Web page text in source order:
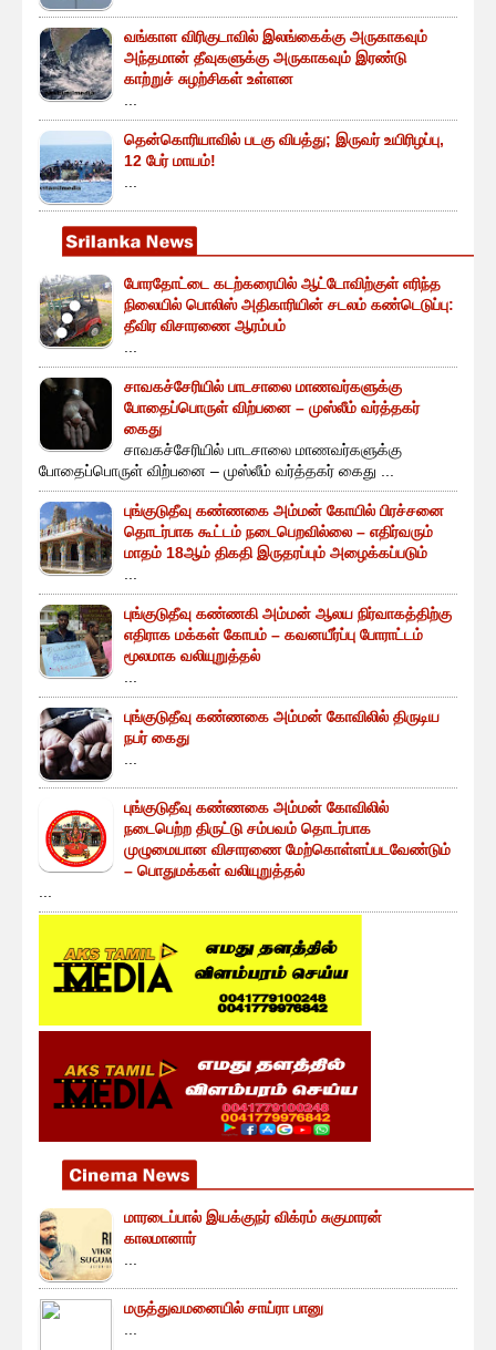
வங்காள விரிகுடாவில் இலங்கைக்கு அருகாகவும்
அந்தமான் தீவுகளுக்கு அருகாகவும் இரண்டு
காற்றுச் சுழற்சிகள் உள்ளன
தென்கொரியாவில் படகு விபத்து; இருவர் உயிரிழப்பு,
12 பேர் மாயம்!
போரதோட்டை கடற்கரையில் ஆட்டோவிற்குள் எரிந்த
நிலையில் பொலிஸ் அதிகாரியின் சடலம் கண்டெடுப்பு:
தீவிர விசாரணை ஆரம்பம்
சாவகச்சேரியில் பாடசாலை மாணவர்களுக்கு
போதைப்பொருள் விற்பனை – முஸ்லீம் வர்த்தகர்
கைது
சாவகச்சேரியில் பாடசாலை மாணவர்களுக்கு
போதைப்பொருள் விற்பனை – முஸ்லீம் வர்த்தகர் கைது ...
புங்குடுதீவு கண்ணகை அம்மன் கோயில் பிரச்சனை
தொடர்பாக கூட்டம் நடைபெறவில்லை – எதிர்வரும்
மாதம் 18ஆம் திகதி இருதரப்பும் அழைக்கப்படும்
புங்குடுதீவு கண்ணகி அம்மன் ஆலய நிர்வாகத்திற்கு
எதிராக மக்கள் கோபம் – கவனயீர்ப்பு போராட்டம்
மூலமாக வலியுறுத்தல்
புங்குடுதீவு கண்ணகை அம்மன் கோவிலில் திருடிய
நபர் கைது
புங்குடுதீவு கண்ணகை அம்மன் கோவிலில்
நடைபெற்ற திருட்டு சம்பவம் தொடர்பாக
முழுமையான விசாரணை மேற்கொள்ளப்படவேண்டும்
– பொதுமக்கள் வலியுறுத்தல்
மாரடைப்பால் இயக்குநர் விக்ரம் சுகுமாரன்
காலமானார்
மருத்துவமனையில் சாய்ரா பானு